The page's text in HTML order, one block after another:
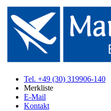
Tel. +49 (30) 319906-140
Merkliste
E-Mail
Kontakt